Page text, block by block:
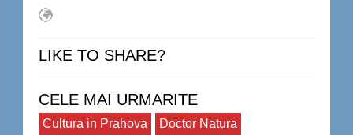
LIKE TO SHARE?
CELE MAI URMARITE
Cultura in Prahova
Doctor Natura